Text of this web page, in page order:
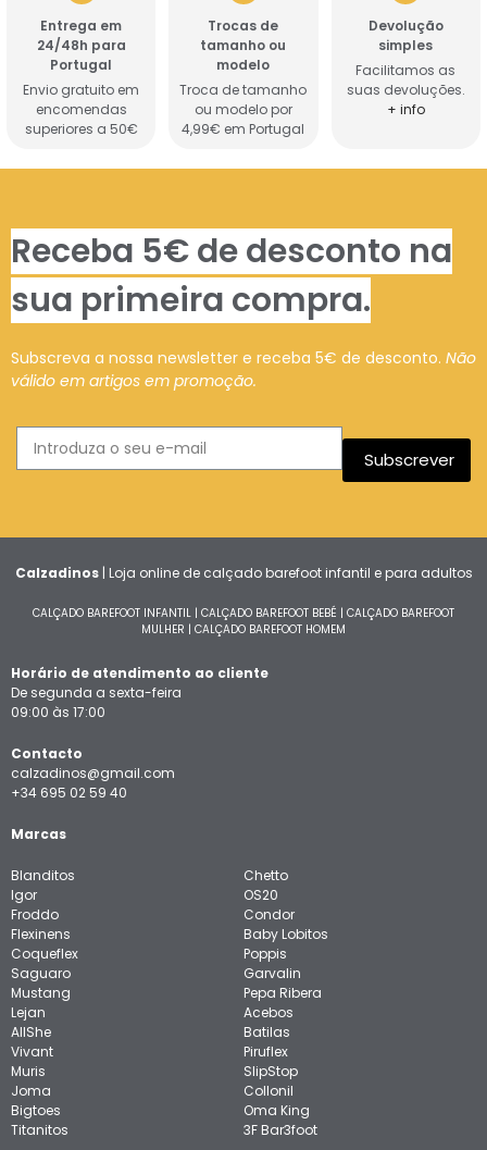
Entrega em
24/48h para
Portugal
Envio gratuito em
encomendas
superiores a 50€
Trocas de
tamanho ou
modelo
Troca de tamanho
ou modelo por
4,99€ em Portugal
Devolução
simples
Facilitamos as
suas devoluções.
+ info
Receba 5€ de desconto na
sua primeira compra.
Subscreva a nossa newsletter e receba 5€ de desconto. Não
válido em artigos em promoção.
Subscrever
Calzadinos| Loja online de calçado barefoot infantil e para adultos
CALÇADO BAREFOOT INFANTIL | CALÇADO BAREFOOT BEBÉ | CALÇADO BAREFOOT
MULHER | CALÇADO BAREFOOT HOMEM
Horário de atendimento ao cliente
De segunda a sexta-feira
09:00 às 17:00
Contacto
calzadinos@gmail.com
+34 695 02 59 40
Marcas
Blanditos
Igor
Froddo
Flexinens
Coqueflex
Saguaro
Mustang
Lejan
AllShe
Vivant
Muris
Joma
Bigtoes
Titanitos
Chetto
OS20
Condor
Baby Lobitos
Poppis
Garvalin
Pepa Ribera
Acebos
Batilas
Piruflex
SlipStop
Collonil
Oma King
3F Bar3foot